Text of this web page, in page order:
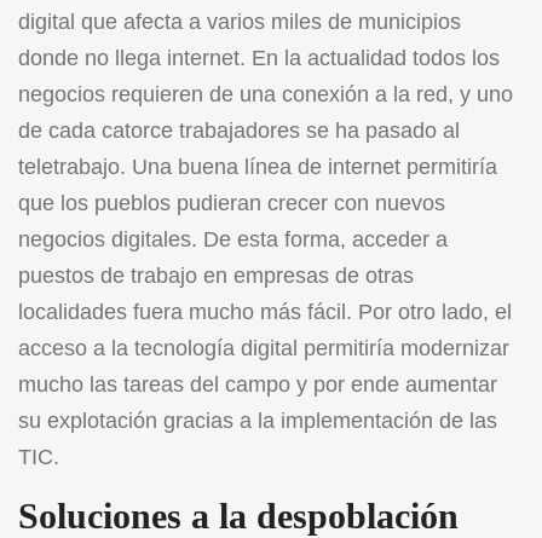
digital que afecta a varios miles de municipios
donde no llega internet. En la actualidad todos los
negocios requieren de una conexión a la red, y uno
de cada catorce trabajadores se ha pasado al
teletrabajo. Una buena línea de internet permitiría
que los pueblos pudieran crecer con nuevos
negocios digitales. De esta forma, acceder a
puestos de trabajo en empresas de otras
localidades fuera mucho más fácil. Por otro lado, el
acceso a la tecnología digital permitiría modernizar
mucho las tareas del campo y por ende aumentar
su explotación gracias a la implementación de las
TIC.
Soluciones a la despoblación